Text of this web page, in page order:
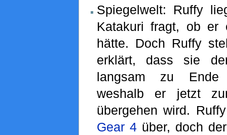
Spiegelwelt: Ruffy
Katakuri fragt, ob er
hätte. Doch Ruffy
erklärt, dass sie
langsam zu Ende
weshalb er jetzt
übergehen wird.
Gear 4über, doch